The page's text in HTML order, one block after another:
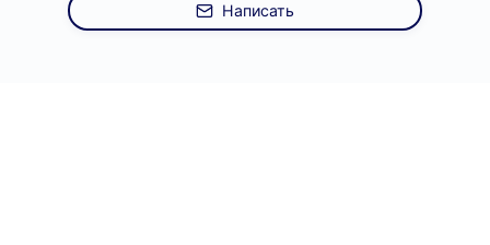
Написать